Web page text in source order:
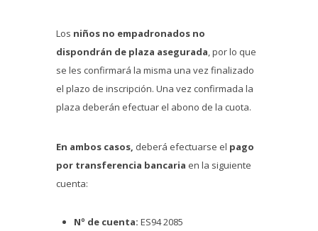
Los niños no empadronados no
dispondrán de plaza asegurada, por lo que
se les confirmará la misma una vez finalizado
el plazo de inscripción. Una vez confirmada la
plaza deberán efectuar el abono de la cuota.
En ambos casos, deberá efectuarse el pago
por transferencia bancaria en la siguiente
cuenta:
Nº de cuenta: ES94 2085